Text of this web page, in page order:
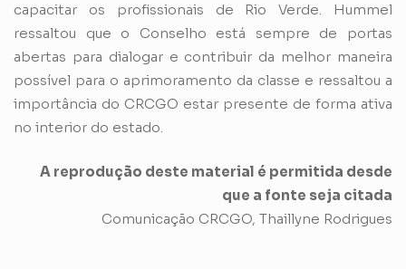
capacitar os profissionais de Rio Verde. Hummel
ressaltou que o Conselho está sempre de portas
abertas para dialogar e contribuir da melhor maneira
possível para o aprimoramento da classe e ressaltou a
importância do CRCGO estar presente de forma ativa
no interior do estado.
A reprodução deste material é permitida desde
que a fonte seja citada
Comunicação CRCGO, Thaillyne Rodrigues